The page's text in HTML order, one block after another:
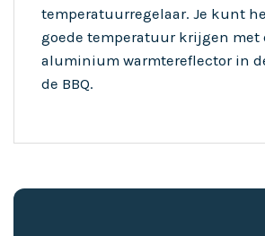
temperatuurregelaar. Je kunt
goede temperatuur krijgen met
aluminium warmtereflector in
de BBQ.